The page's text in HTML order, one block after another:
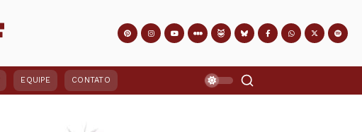
EQUIPE CONTATO